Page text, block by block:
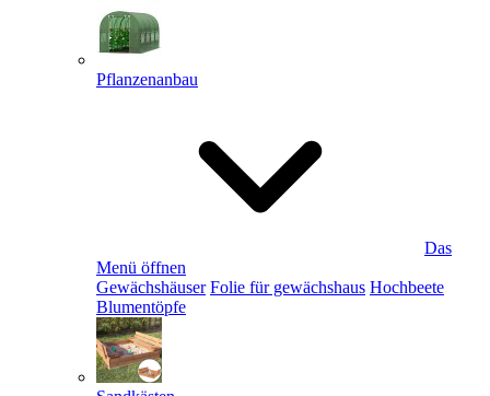
Pflanzenanbau
Das
Menü öffnen
Gewächshäuser Folie für gewächshaus Hochbeete
Blumentöpfe